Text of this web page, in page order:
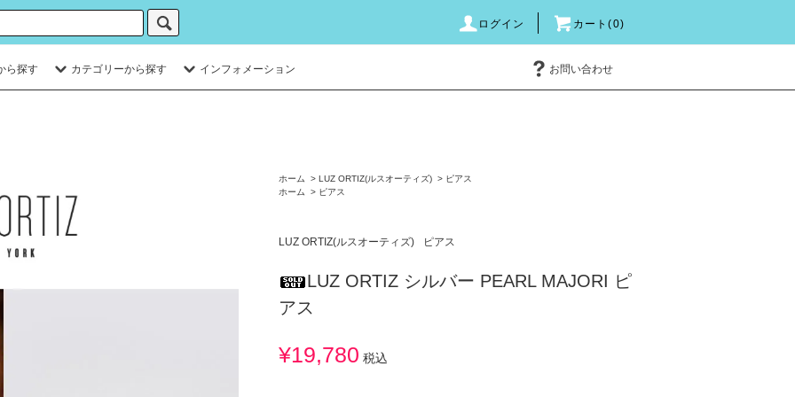
ログイン カート(0)
ら探す カテゴリーから探す インフォメーション お問い合わせ
ホーム > LUZ ORTIZ(ルスオーティズ) > ピアス
ホーム
> ピアス
LUZ ORTIZ(ルスオーティズ) ピアス
LUZ ORTIZ シルバー PEARL MAJORI ピ
アス
¥19,780 税込